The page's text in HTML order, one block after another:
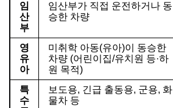
임
산
부
임산부가 직접 운전하거나 동
승한 차량
영
유
아
미취학 아동(유아)이 동승한
차량 (어린이집/유치원 등·하
원 목적)
특
수
보도용, 긴급 출동용, 군용, 화
물차 등